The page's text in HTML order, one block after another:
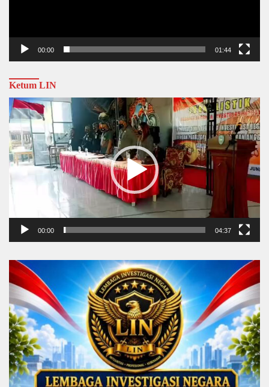
00:00 01:44
Ketum LIN
Video
Player
00:00 04:37